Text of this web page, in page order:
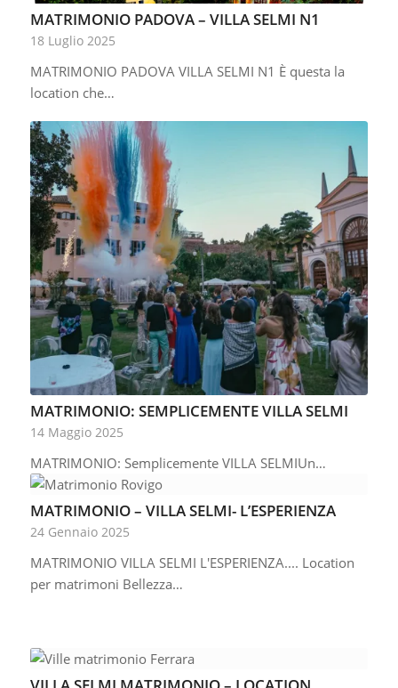
MATRIMONIO PADOVA – VILLA SELMI N1
18 Luglio 2025
MATRIMONIO PADOVA VILLA SELMI N1 È questa la
location che…
MATRIMONIO: SEMPLICEMENTE VILLA SELMI
14 Maggio 2025
MATRIMONIO: Semplicemente VILLA SELMIUn…
MATRIMONIO – VILLA SELMI- L’ESPERIENZA
24 Gennaio 2025
MATRIMONIO VILLA SELMI L'ESPERIENZA.... Location
per matrimoni Bellezza…